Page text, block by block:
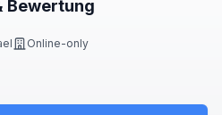
Bewertung
Online-only